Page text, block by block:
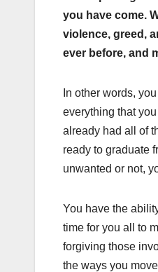
you have come.
violence, greed,
ever before, and
In other words,
everything that
already had all of
ready to graduate
unwanted or not,
You have the
time for you all to
forgiving those
the ways you